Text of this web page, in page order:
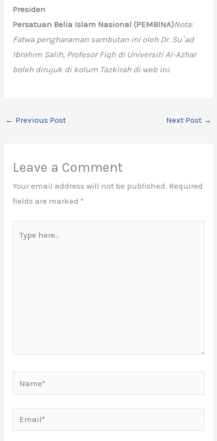
Presiden
Persatuan Belia Islam Nasional (PEMBINA)Nota:
Fatwa pengharaman sambutan ini oleh Dr. Su`ad
Ibrahim Salih, Profesor Fiqh di Universiti Al-Azhar
boleh dirujuk di kolum Tazkirah di web ini.
← Previous Post Next Post →
Leave a Comment
Your email address will not be published. Required
fields are marked *
here..
Email*